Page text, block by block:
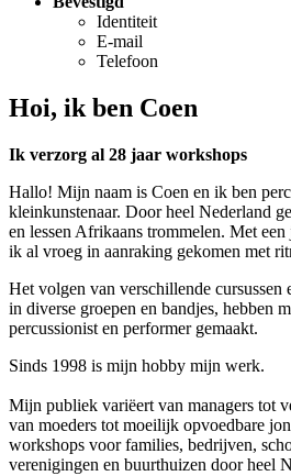
Identiteit
E-mail
Telefoon
Hoi, ik ben Coen
Ik verzorg al 28 jaar workshops
Hallo! Mijn naam is Coen en ik ben
kleinkunstenaar. Door heel Nederland
en lessen Afrikaans trommelen. Met
ik al vroeg in aanraking gekomen met
Het volgen van verschillende cursussen
in diverse groepen en bandjes, hebben
percussionist en performer gemaakt.
Sinds 1998 is mijn hobby mijn werk.
Mijn publiek variëert van managers tot
van moeders tot moeilijk opvoedbare
workshops voor families, bedrijven,
verenigingen en buurthuizen door heel